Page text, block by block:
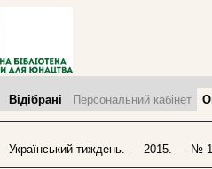
Відібрані Персональний кабінет
Український тиждень. — 2015. — №